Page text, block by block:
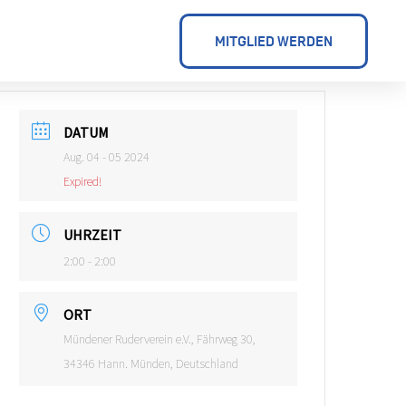
MITGLIED WERDEN
DATUM
Aug. 04 - 05 2024
Expired!
UHRZEIT
2:00 - 2:00
ORT
Mündener Ruderverein e.V., Fährweg 30,
34346 Hann. Münden, Deutschland